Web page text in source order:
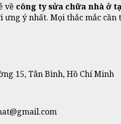
về công ty sửa chữa nhà ở
ý nhất. Mọi thắc mắc
15, Tân Bình, Hồ Chí Minh